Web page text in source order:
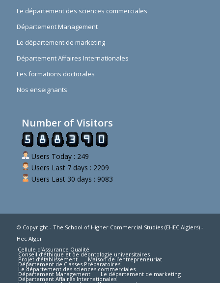
Le département des sciences commerciales
Département Management
Le département de marketing
Département Affaires Internationales
Les formations doctorales
Nos enseignants
Number of Visitors
Users Today : 249
Users Last 7 days : 2209
Users Last 30 days : 9083
© Copyright - The School of Higher Commercial Studies (EHEC Algiers) -
Hec Alger
Cellule d’Assurance Qualité
Conseil d’éthique et de déontologie universitaires
Projet d’établissement Maison de l’entrepreneuriat
Département de Classes Préparatoires
Le département des sciences commerciales
Département Management Le département de marketing
Département Affaires Internationales